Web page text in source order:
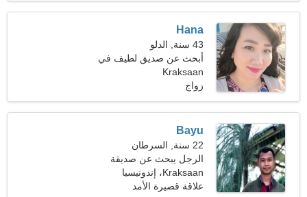
Hana
43 سنة, الدلو
أبحث عن صديق لطيف في
رحلة مشتركة
Kraksaan
زواج
Bayu
22 سنة, السرطان
الرجل يبحث عن صديقة
Kraksaan، إندونيسيا
علاقة قصيرة الأمد